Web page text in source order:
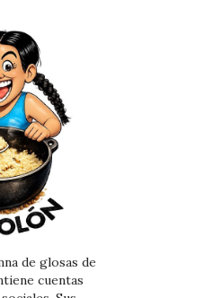
de glosas de
cuentas